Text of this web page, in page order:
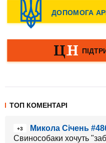
ТОП КОМЕНТАРІ
+3
Микола Січень
Свинособаки хочуть